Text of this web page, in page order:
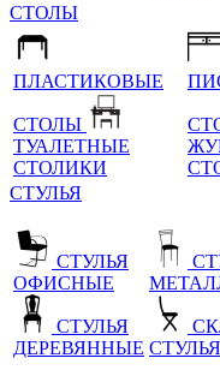
СТОЛЫ
ПЛАСТИКОВЫЕ
СТОЛЫ
ТУАЛЕТНЫЕ
СТОЛИКИ
СТУЛЬЯ
СТУЛЬЯ
ОФИСНЫЕ
СТУЛЬЯ
ДЕРЕВЯННЫЕ СТУЛЬЯ